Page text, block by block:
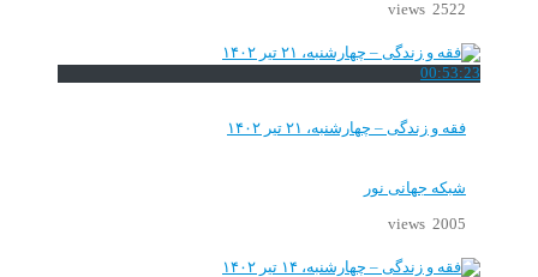
2522 views
00:53:23
فقه و زندگی – چهارشنبه، ۲۱ تیر ۱۴۰۲
شبکه جهانی نور
2005 views